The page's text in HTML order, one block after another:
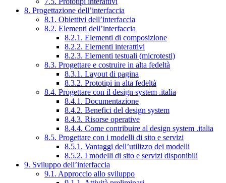
8. Progettazione dell’interfaccia
8.1. Obiettivi dell’interfaccia
8.2. Elementi dell’interfaccia
8.2.1. Elementi di composizione
8.2.2. Elementi interattivi
8.2.3. Elementi testuali (microtesti)
8.3. Progettare e costruire in alta fedeltà
8.3.1. Layout di pagina
8.3.2. Prototipi in alta fedeltà
8.4. Progettare con il design system .italia
8.4.1. Documentazione
8.4.2. Benefici del design system
8.4.3. Risorse operative
8.4.4. Come contribuire al design system .italia
8.5. Progettare con i modelli di sito e servizi
8.5.1. Vantaggi dell’utilizzo dei modelli
8.5.2. I modelli di sito e servizi disponibili
9. Sviluppo dell’interfaccia
9.1. Approccio allo sviluppo